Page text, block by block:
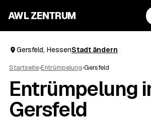
AWL ZENTRUM
Gersfeld, HessenStadt ändern
Startseite›Entrümpelung›Gersfeld
Entrümpelung
Gersfeld